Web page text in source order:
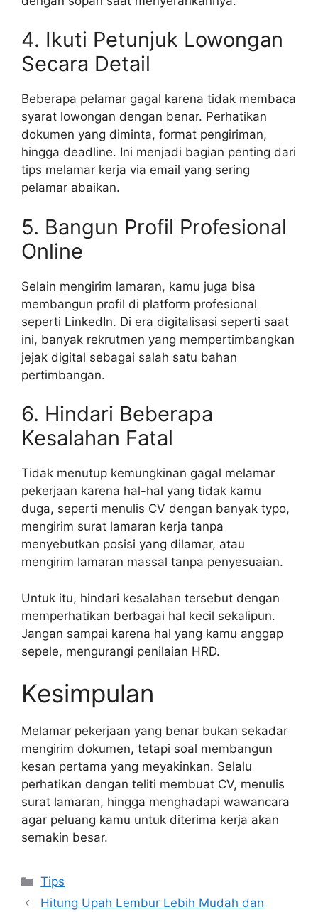
4. Ikuti Petunjuk Lowongan
Secara Detail
Beberapa pelamar gagal karena tidak membaca
syarat lowongan dengan benar. Perhatikan
dokumen yang diminta, format pengiriman,
hingga deadline. Ini menjadi bagian penting dari
tips melamar kerja via email yang sering
pelamar abaikan.
5. Bangun Profil Profesional
Online
Selain mengirim lamaran, kamu juga bisa
membangun profil di platform profesional
seperti LinkedIn. Di era digitalisasi seperti saat
ini, banyak rekrutmen yang mempertimbangkan
jejak digital sebagai salah satu bahan
pertimbangan.
6. Hindari Beberapa
Kesalahan Fatal
Tidak menutup kemungkinan gagal melamar
pekerjaan karena hal-hal yang tidak kamu
duga, seperti menulis CV dengan banyak typo,
mengirim surat lamaran kerja tanpa
menyebutkan posisi yang dilamar, atau
mengirim lamaran massal tanpa penyesuaian.
Untuk itu, hindari kesalahan tersebut dengan
memperhatikan berbagai hal kecil sekalipun.
Jangan sampai karena hal yang kamu anggap
sepele, mengurangi penilaian HRD.
Kesimpulan
Melamar pekerjaan yang benar bukan sekadar
mengirim dokumen, tetapi soal membangun
kesan pertama yang meyakinkan. Selalu
perhatikan dengan teliti membuat CV, menulis
surat lamaran, hingga menghadapi wawancara
agar peluang kamu untuk diterima kerja akan
semakin besar.
Kategori
Tips
Hitung Upah Lembur Lebih Mudah dan